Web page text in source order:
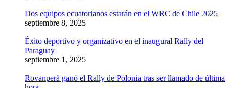
Dos equipos ecuatorianos estarán en el WRC de Chile 2025
septiembre 8, 2025
Éxito deportivo y organizativo en el inaugural Rally del
Paraguay
septiembre 1, 2025
Rovanperä ganó el Rally de Polonia tras ser llamado de última